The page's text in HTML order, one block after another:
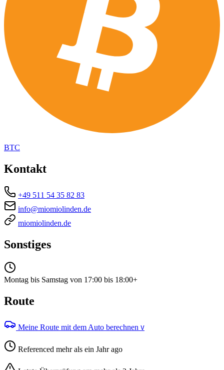
BTC
Kontakt
+49 511 54 35 82 83
info@miomiolinden.de
miomiolinden.de
Sonstiges
Montag bis Samstag von 17:00 bis 18:00+
Route
Meine Route mit dem Auto berechnen V
Referenced mehr als ein Jahr ago